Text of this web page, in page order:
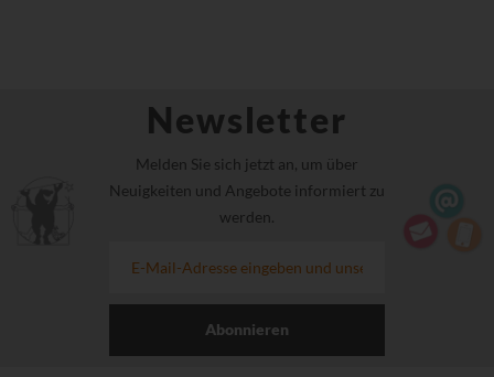
Newsletter
Melden Sie sich jetzt an, um über
Neuigkeiten und Angebote informiert zu
werden.
Abonnieren